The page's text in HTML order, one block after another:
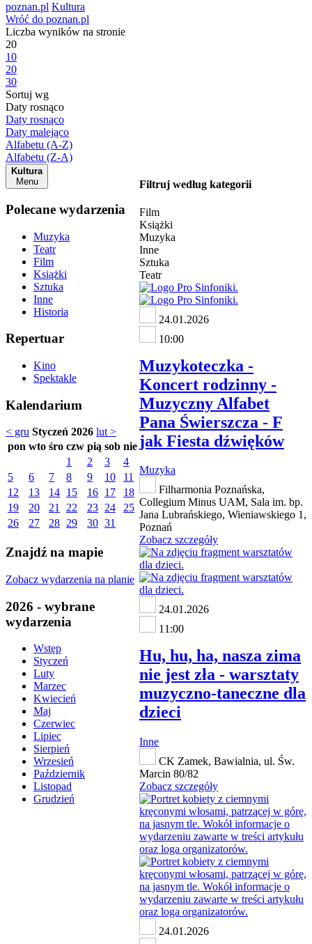
poznan.pl Kultura
Wróć do poznan.pl
Liczba wyników na stronie
20
10
20
30
Sortuj wg
Daty rosnąco
Daty rosnąco
Daty malejąco
Alfabetu (A-Z)
Alfabetu (Z-A)
Kultura
Menu
Polecane wydarzenia
Muzyka
Teatr
Film
Książki
Sztuka
Inne
Historia
Repertuar
Kino
Spektakle
Kalendarium
< gru Styczeń 2026 lut >
pon wto śro czw pią sob nie
1
2 3
4
5
6 7 8 9 10
11
12
13 14 15 16 17
18
19
20 21 22 23 24
25
26
27 28 29 30 31
Znajdź na mapie
Zobacz wydarzenia na planie
2026 - wybrane
wydarzenia
Wstęp
Styczeń
Luty
Marzec
Kwiecień
Maj
Czerwiec
Lipiec
Sierpień
Wrzesień
Październik
Listopad
Grudzień
Filtruj według kategorii
Film
Książki
Muzyka
Inne
Sztuka
Teatr
24.01.2026
10:00
Muzykoteczka -
Koncert rodzinny -
Muzyczny Alfabet
Pana Świerszcza - F
jak Fiesta dźwięków
Muzyka
Filharmonia Poznańska,
Collegium Minus UAM, Sala im. bp.
Jana Lubrańskiego, Wieniawskiego 1,
Poznań
Zobacz szczegóły
24.01.2026
11:00
Hu, hu, ha, nasza zima
nie jest zła - warsztaty
muzyczno-taneczne dla
dzieci
Inne
CK Zamek, Bawialnia, ul. Św.
Marcin 80/82
Zobacz szczegóły
24.01.2026